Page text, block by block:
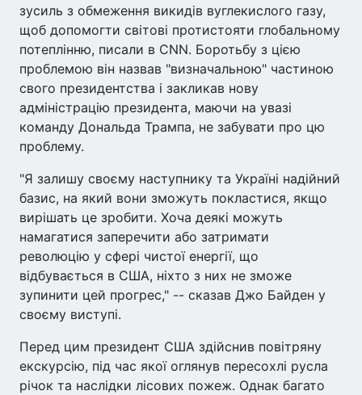
зусиль з обмеження викидів вуглекислого газу,
щоб допомогти світові протистояти глобальному
потеплінню, писали в CNN. Боротьбу з цією
проблемою він назвав "визначальною" частиною
свого президентства і закликав нову
адміністрацію президента, маючи на увазі
команду Дональда Трампа, не забувати про цю
проблему.
"Я залишу своєму наступнику та Україні надійний
базис, на який вони зможуть покластися, якщо
вирішать це зробити. Хоча деякі можуть
намагатися заперечити або затримати
революцію у сфері чистої енергії, що
відбувається в США, ніхто з них не зможе
зупинити цей прогрес," -- сказав Джо Байден у
своєму виступі.
Перед цим президент США здійснив повітряну
екскурсію, під час якої оглянув пересохлі русла
річок та наслідки лісових пожеж. Однак багато